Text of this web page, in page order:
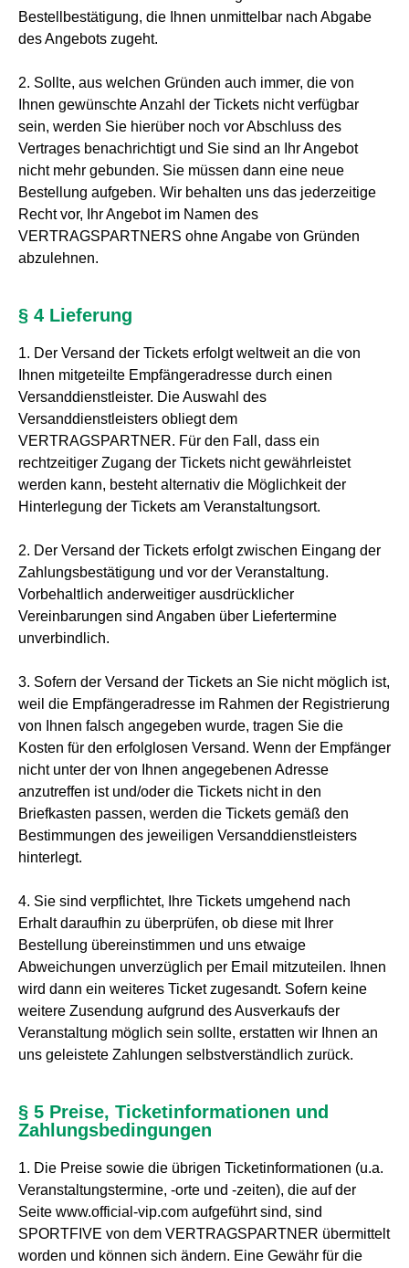
Bestellbestätigung, die Ihnen unmittelbar nach Abgabe
des Angebots zugeht.
2. Sollte, aus welchen Gründen auch immer, die von
Ihnen gewünschte Anzahl der Tickets nicht verfügbar
sein, werden Sie hierüber noch vor Abschluss des
Vertrages benachrichtigt und Sie sind an Ihr Angebot
nicht mehr gebunden. Sie müssen dann eine neue
Bestellung aufgeben. Wir behalten uns das jederzeitige
Recht vor, Ihr Angebot im Namen des
VERTRAGSPARTNERS ohne Angabe von Gründen
abzulehnen.
§ 4 Lieferung
1. Der Versand der Tickets erfolgt weltweit an die von
Ihnen mitgeteilte Empfängeradresse durch einen
Versanddienstleister. Die Auswahl des
Versanddienstleisters obliegt dem
VERTRAGSPARTNER. Für den Fall, dass ein
rechtzeitiger Zugang der Tickets nicht gewährleistet
werden kann, besteht alternativ die Möglichkeit der
Hinterlegung der Tickets am Veranstaltungsort.
2. Der Versand der Tickets erfolgt zwischen Eingang der
Zahlungsbestätigung und vor der Veranstaltung.
Vorbehaltlich anderweitiger ausdrücklicher
Vereinbarungen sind Angaben über Liefertermine
unverbindlich.
3. Sofern der Versand der Tickets an Sie nicht möglich ist,
weil die Empfängeradresse im Rahmen der Registrierung
von Ihnen falsch angegeben wurde, tragen Sie die
Kosten für den erfolglosen Versand. Wenn der Empfänger
nicht unter der von Ihnen angegebenen Adresse
anzutreffen ist und/oder die Tickets nicht in den
Briefkasten passen, werden die Tickets gemäß den
Bestimmungen des jeweiligen Versanddienstleisters
hinterlegt.
4. Sie sind verpflichtet, Ihre Tickets umgehend nach
Erhalt daraufhin zu überprüfen, ob diese mit Ihrer
Bestellung übereinstimmen und uns etwaige
Abweichungen unverzüglich per Email mitzuteilen. Ihnen
wird dann ein weiteres Ticket zugesandt. Sofern keine
weitere Zusendung aufgrund des Ausverkaufs der
Veranstaltung möglich sein sollte, erstatten wir Ihnen an
uns geleistete Zahlungen selbstverständlich zurück.
§ 5 Preise, Ticketinformationen und
Zahlungsbedingungen
1. Die Preise sowie die übrigen Ticketinformationen (u.a.
Veranstaltungstermine, -orte und -zeiten), die auf der
Seite www.official-vip.com aufgeführt sind, sind
SPORTFIVE von dem VERTRAGSPARTNER übermittelt
worden und können sich ändern. Eine Gewähr für die